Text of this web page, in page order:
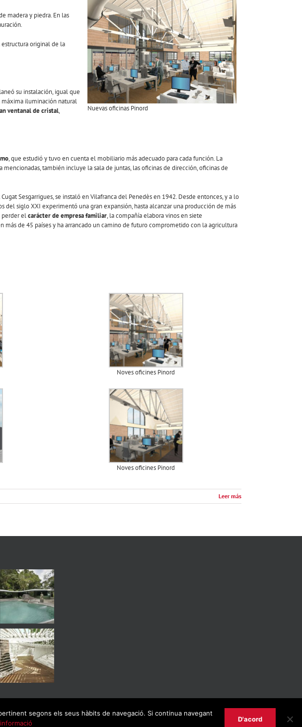
Nuevas oficinas Pinord
madera y piedra. En las
original de la
su instalación, igual que
máxima iluminación natural
ventanal de cristal,
, que estudió y tuvo en cuenta el mobiliario más adecuado para cada función. La
mencionadas, también incluye la sala de juntas, las oficinas de dirección, oficinas de
Sesgarrigues, se instaló en Vilafranca del Penedès en 1942. Desde entonces, y a lo
del siglo XXI experimentó una gran expansión, hasta alcanzar una producción de más
perder elcarácter de empresa familiar, la compañía elabora vinos en siete
más de 45 países y ha arrancado un camino de futuro comprometido con la agricultura
Noves oficines Pinord
Noves oficines Pinord
Leer más
segons els seus hàbits de navegació. Si continua navegant
D'acord